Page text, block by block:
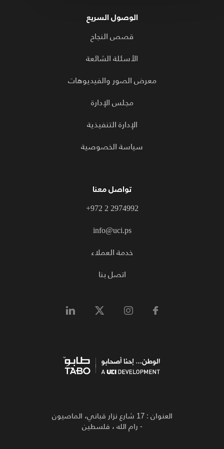
العنوان : 17 شارع نزار قباني، الماصيون
- رام الله ، فلسطين
الوصول السريع
قصص النجاح
الأسئلة الشائعة
معرض الصور والفيديوهات
مجلس الإدارة
الإدارة التنفيذية
سياسة الخصوصية
تواصل معنا
+972 2 2974992
info@uci.ps
خدمة العملاء
اتصل بنا